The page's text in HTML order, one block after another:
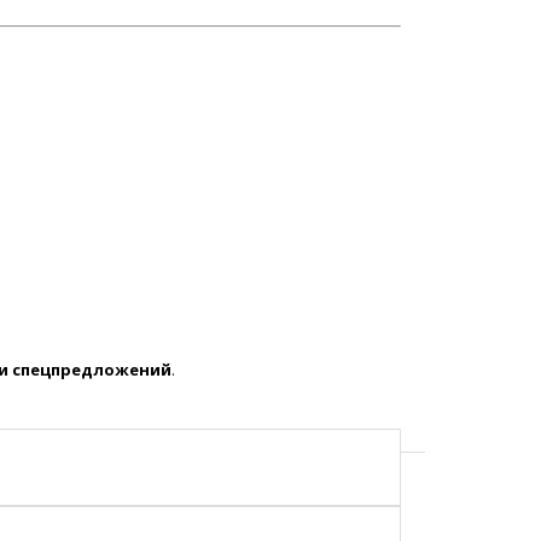
спецпредложений.